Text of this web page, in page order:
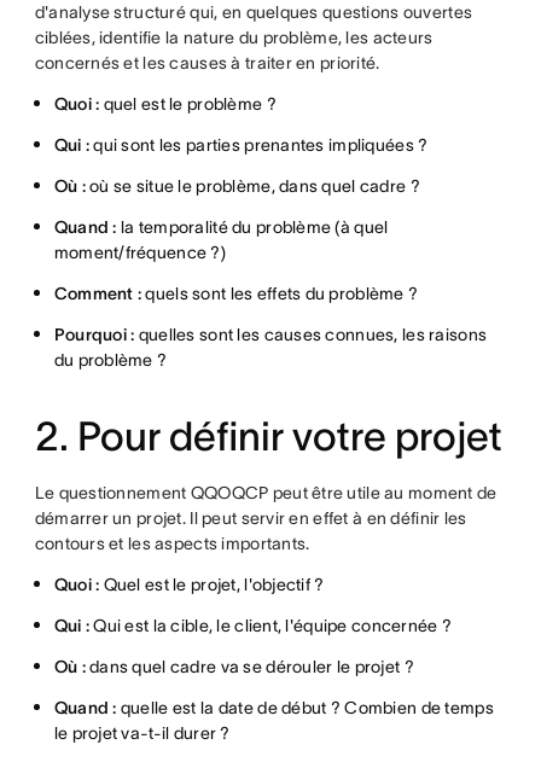
d'analyse structuré qui, en quelques questions ouvertes
ciblées, identifie la nature du problème, les acteurs
concernés et les causes à traiter en priorité.
Quoi : quel est le problème ?
Qui :qui sont les parties prenantes impliquées ?
Où :où se situe le problème, dans quel cadre ?
Quand : la temporalité du problème (à quel
moment/fréquence ?)
Comment :quels sont les effets du problème ?
Pourquoi : quelles sont les causes connues, les raisons
du problème ?
2. Pour définir votre projet
Le questionnement QQOQCP peut être utile au moment de
démarrer un projet. Il peut servir en effet à en définir les
contours et les aspects importants.
Quoi : Quel est le projet, l'objectif ?
Qui :Qui est la cible, le client, l'équipe concernée ?
Où :dans quel cadre va se dérouler le projet ?
Quand : quelle est la date de début ? Combien de temps
le projet va-t-il durer ?